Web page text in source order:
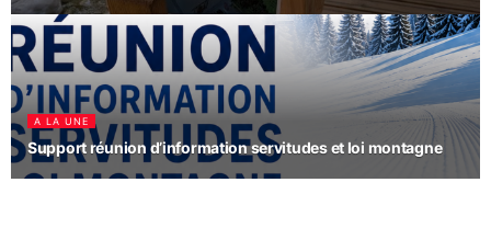
A LA UNE
Support réunion d’information servitudes et loi montagne